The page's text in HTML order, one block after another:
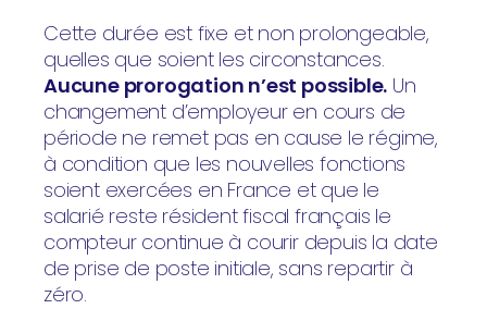
Cette durée est fixe et non prolongeable,
quelles que soient les circonstances.
Aucune prorogation n’est possible. Un
changement d’employeur en cours de
période ne remet pas en cause le régime,
à condition que les nouvelles fonctions
soient exercées en France et que le
salarié reste résident fiscal français le
compteur continue à courir depuis la date
de prise de poste initiale, sans repartir à
zéro.